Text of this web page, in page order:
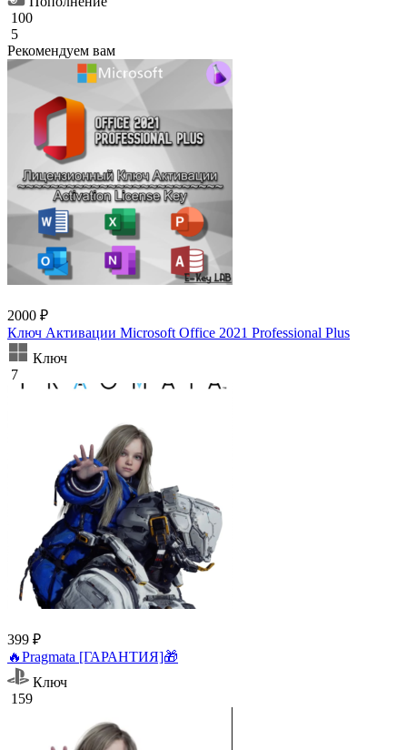
100
5
Рекомендуем вам
2000 ₽
Ключ Активации Microsoft Office 2021 Professional Plus
Ключ
7
399 ₽
🔥Pragmata [ГАРАНТИЯ]🎁
Ключ
159